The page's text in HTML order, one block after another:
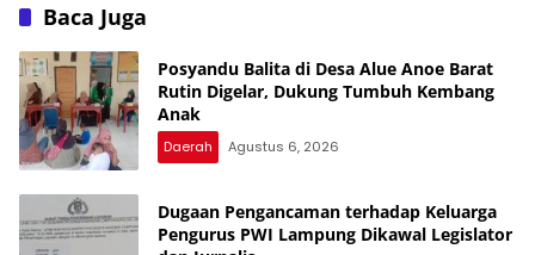
Baca Juga
Posyandu Balita di Desa Alue Anoe Barat
Rutin Digelar, Dukung Tumbuh Kembang
Anak
Daerah Agustus 6, 2026
Dugaan Pengancaman terhadap Keluarga
Pengurus PWI Lampung Dikawal Legislator